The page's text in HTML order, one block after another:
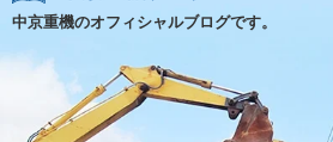
中京重機のオフィシャルブログです。